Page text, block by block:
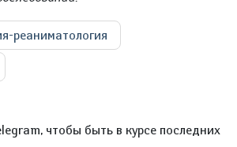
реаниматология
чтобы быть в курсе последних